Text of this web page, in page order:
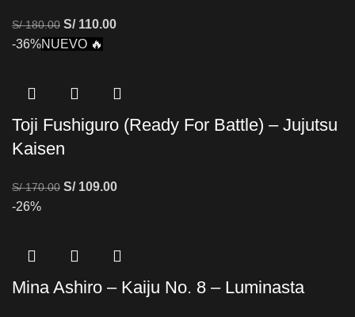
S/180.00 S/110.00
-36%NUEVO 🔥
Toji Fushiguro (Ready For Battle) – Jujutsu
Kaisen
S/170.00 S/109.00
-26%
Mina Ashiro – Kaiju No. 8 – Luminasta